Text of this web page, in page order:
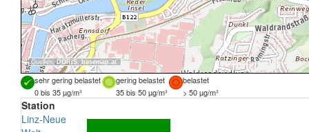
Quellen:DORIS, basemap.at
sehr gering belastet gering belastet
belastet
0 bis 35 µg/m³
35 bis 50 µg/m³ > 50 µg/m³
Station
Linz-Neue